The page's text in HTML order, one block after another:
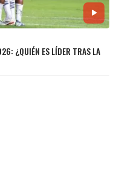
¿QUIÉN ES LÍDER TRAS LA